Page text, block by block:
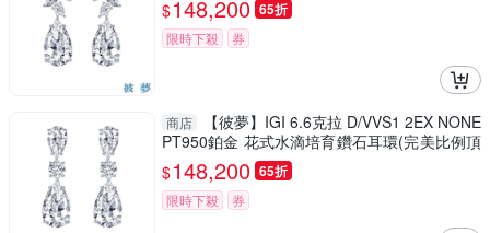
$148,200 65折
限時下殺 券
商店
【彼夢】IGI 6.6克拉 D/VVS1 2EX NONE
PT950鉑金 花式水滴培育鑽石耳環(完美比例頂
級切割培育鑽石)
$148,200 65折
限時下殺 券